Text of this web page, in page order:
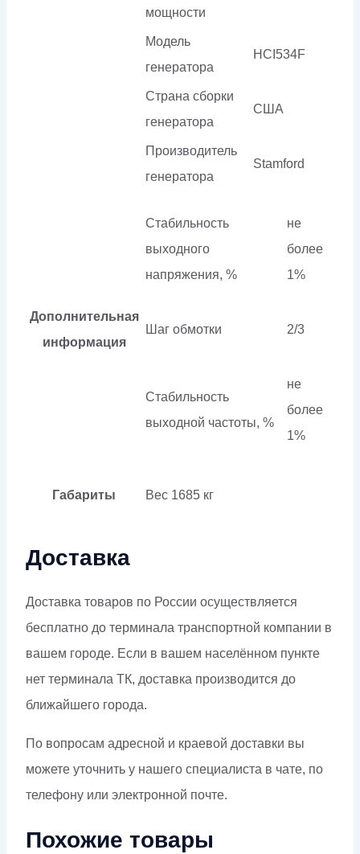
мощности
Модель
генератора
HCI534F
Страна сборки
генератора
США
Производитель
генератора
Stamford
Дополнительная
информация
Стабильность
выходного
напряжения, %
не
более
1%
Шаг обмотки 2/3
Стабильность
выходной частоты, %
не
более
1%
Габариты Вес 1685 кг
Доставка
Доставка товаров по России осуществляется
бесплатно до терминала транспортной компании в
вашем городе. Если в вашем населённом пункте
нет терминала ТК, доставка производится до
ближайшего города.
По вопросам адресной и краевой доставки вы
можете уточнить у нашего специалиста в чате, по
телефону или электронной почте.
Похожие товары